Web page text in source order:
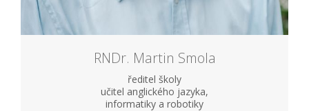
RNDr. Martin Smola
ředitel školy
učitel anglického jazyka,
informatiky a robotiky